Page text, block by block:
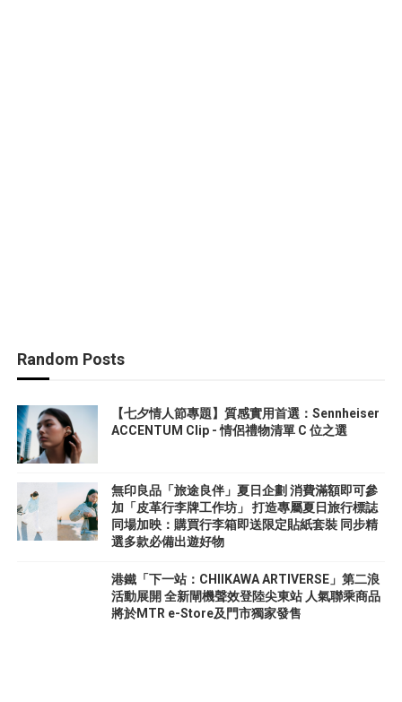
Random Posts
【七夕情人節專題】質感實用首選：Sennheiser
ACCENTUM Clip - 情侶禮物清單 C 位之選
無印良品「旅途良伴」夏日企劃 消費滿額即可參
加「皮革行李牌工作坊」 打造專屬夏日旅行標誌
同場加映：購買行李箱即送限定貼紙套裝 同步精
選多款必備出遊好物
港鐵「下一站：CHIIKAWA ARTIVERSE」第二浪
活動展開 全新閘機聲效登陸尖東站 人氣聯乘商品
將於MTR e-Store及門市獨家發售